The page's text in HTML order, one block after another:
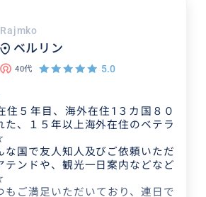
Rajmko
ベルリン
40代 5.0
住５年目、海外在住1３カ国８０
た、１５年以上海外在住のベテラ
な国で友人知人及びご依頼いただ
テンドや、観光一日案内などなど
もご満足いただいており、連日で